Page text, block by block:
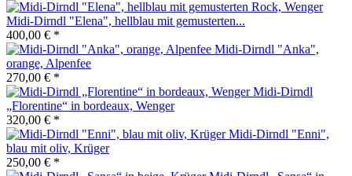
Midi-Dirndl "Elena", hellblau mit gemusterten...
400,00 € *
Midi-Dirndl "Anka",
orange, Alpenfee
270,00 € *
Midi-Dirndl
„Florentine“ in bordeaux, Wenger
320,00 € *
Midi-Dirndl "Enni",
blau mit oliv, Krüger
250,00 € *